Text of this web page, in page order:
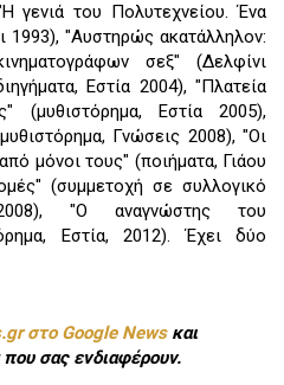
γενιά του Πολυτεχνείου. Ένα
1993), "Αυστηρώς ακατάλληλον:
σεξ" (Δελφίνι
Εστία 2004), "Πλατεία
(μυθιστόρημα, Εστία 2005),
Γνώσεις 2008), "Οι
μόνοι τους" (ποιήματα, Γιάου
(συμμετοχή σε συλλογικό
"Ο αναγνώστης του
Εστία, 2012). Έχει δύο
στο Google Newsκαι
σας ενδιαφέρουν.